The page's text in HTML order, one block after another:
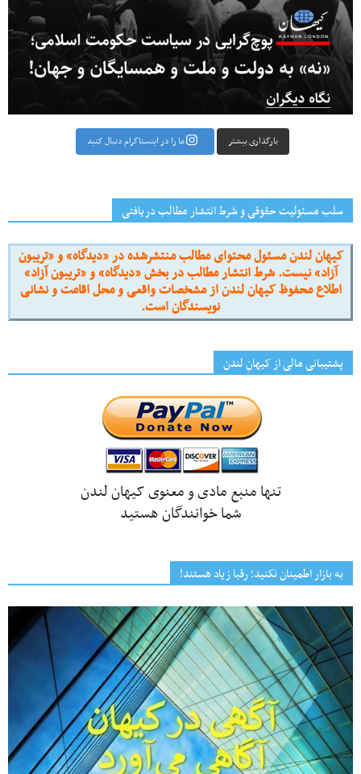
بارگذاری بیشتر ما را در اینستاگرام دنبال کنید
سلب مسئولیت حقوقی و شرط انتشار مطالب دریافتی
کیهان لندن مسئول محتوای مطالب منتشرشده در «دیدگاه» و «تریبون
آزاد» نیست. شرط انتشار مطالب در بخش «دیدگاه» و «تریبون آزاد»
اطلاع محفوظ کیهان لندن از مشخصات واقعی و محل اقامت و نشانی
نویسندگان است.
پشتیبانی مالی از کیهانِ لندن
تنها منبع مادی و معنوی کیهان لندن
شما خوانندگان هستید
به بازار اطمینان نکنید؛ رقبا زیاد هستند!